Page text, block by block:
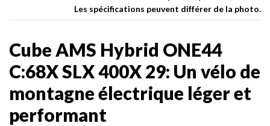
Les spécifications peuvent différer de la photo.
Cube AMS Hybrid ONE44
C:68X SLX 400X 29: Un vélo de
montagne électrique léger et
performant